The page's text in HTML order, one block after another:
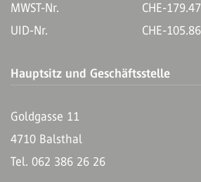
MWST-Nr.
CHE-
UID-Nr.
CHE-
Hauptsitz und Geschäftsstelle
Goldgasse 11
4710 Balsthal
Tel. 062 386 26 26